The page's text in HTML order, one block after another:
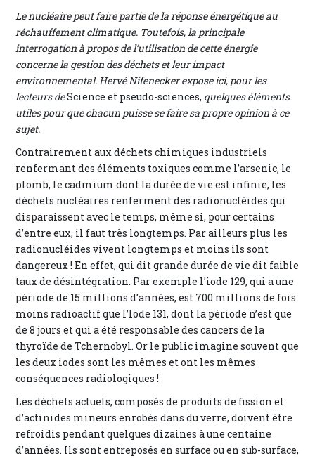
Le nucléaire peut faire partie de la réponse énergétique au
réchauffement climatique. Toutefois, la principale
interrogation à propos de l’utilisation de cette énergie
concerne la gestion des déchets et leur impact
environnemental. Hervé Nifenecker expose ici, pour les
lecteurs deScience et pseudo-sciences, quelques éléments
utiles pour que chacun puisse se faire sa propre opinion à ce
sujet.
Contrairement aux déchets chimiques industriels
renfermant des éléments toxiques comme l’arsenic, le
plomb, le cadmium dont la durée de vie est infinie, les
déchets nucléaires renferment des radionucléides qui
disparaissent avec le temps, même si, pour certains
d’entre eux, il faut très longtemps. Par ailleurs plus les
radionucléides vivent longtemps et moins ils sont
dangereux ! En effet, qui dit grande durée de vie dit faible
taux de désintégration. Par exemple l’iode 129, qui a une
période de 15 millions d’années, est 700 millions de fois
moins radioactif que l’Iode 131, dont la période n’est que
de 8 jours et qui a été responsable des cancers de la
thyroïde de Tchernobyl. Or le public imagine souvent que
les deux iodes sont les mêmes et ont les mêmes
conséquences radiologiques !
Les déchets actuels, composés de produits de fission et
d’actinides mineurs enrobés dans du verre, doivent être
refroidis pendant quelques dizaines à une centaine
d’années. Ils sont entreposés en surface ou en sub-surface,